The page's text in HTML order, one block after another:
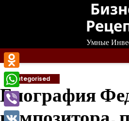
Умные
Uncategorised
Биография
Odnoklassniki
WhatsApp
Viber